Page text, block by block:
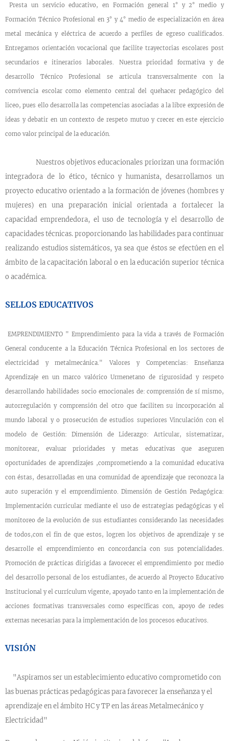
Presta un servicio educativo, en Formación general 1° y 2° medio y
Formación Técnico Profesional en 3° y 4° medio de especialización en área
metal mecánica y eléctrica de acuerdo a perfiles de egreso cualificados.
Entregamos orientación vocacional que facilite trayectorias escolares post
secundarios e itinerarios laborales. Nuestra prioridad formativa y de
desarrollo Técnico Profesional se articula transversalmente con la
convivencia escolar como elemento central del quehacer pedagógico del
liceo, pues ello desarrolla las competencias asociadas a la libre expresión de
ideas y debatir en un contexto de respeto mutuo y crecer en este ejercicio
como valor principal de la educación.
Nuestros objetivos educacionales priorizan una formación
integradora de lo ético, técnico y humanista, desarrollamos un
proyecto educativo orientado a la formación de jóvenes (hombres y
mujeres) en una preparación inicial orientada a fortalecer la
capacidad emprendedora, el uso de tecnología y el desarrollo de
capacidades técnicas. proporcionando las habilidades para continuar
realizando estudios sistemáticos, ya sea que éstos se efectúen en el
ámbito de la capacitación laboral o en la educación superior técnica
o académica.
SELLOS EDUCATIVOS
EMPRENDIMIENTO " Emprendimiento para la vida a través de Formación
General conducente a la Educación Técnica Profesional en los sectores de
electricidad y metalmecánica." Valores y Competencias: Enseñanza
Aprendizaje en un marco valórico Urmenetano de rigurosidad y respeto
desarrollando habilidades socio emocionales de: comprensión de sí mismo,
autorregulación y comprensión del otro que faciliten su incorporación al
mundo laboral y o prosecución de estudios superiores Vinculación con el
modelo de Gestión: Dimensión de Liderazgo: Articular, sistematizar,
monitorear, evaluar prioridades y metas educativas que aseguren
oportunidades de aprendizajes ,comprometiendo a la comunidad educativa
con éstas, desarrolladas en una comunidad de aprendizaje que reconozca la
auto superación y el emprendimiento. Dimensión de Gestión Pedagógica:
Implementación curricular mediante el uso de estrategias pedagógicas y el
monitoreo de la evolución de sus estudiantes considerando las necesidades
de todos,con el fin de que estos, logren los objetivos de aprendizaje y se
desarrolle el emprendimiento en concordancia con sus potencialidades.
Promoción de prácticas dirigidas a favorecer el emprendimiento por medio
del desarrollo personal de los estudiantes, de acuerdo al Proyecto Educativo
Institucional y el currículum vigente, apoyado tanto en la implementación de
acciones formativas transversales como específicas con, apoyo de redes
externas necesarias para la implementación de los procesos educativos.
VISIÓN
"Aspiramos ser un establecimiento educativo comprometido con
las buenas prácticas pedagógicas para favorecer la enseñanza y el
aprendizaje en el ámbito HC y TP en las áreas Metalmecánico y
Electricidad"